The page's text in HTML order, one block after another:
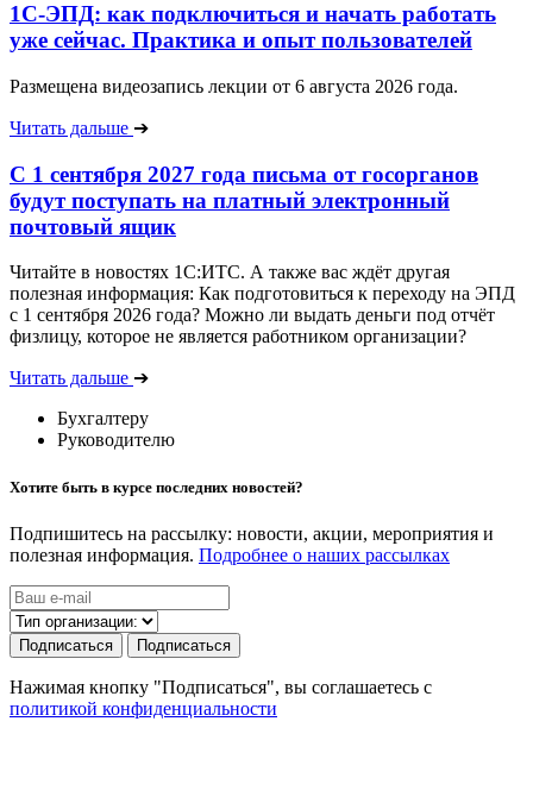
1С-ЭПД: как подключиться и начать работать
уже сейчас. Практика и опыт пользователей
Размещена видеозапись лекции от 6 августа 2026 года.
Читать дальше ➔
С 1 сентября 2027 года письма от госорганов
будут поступать на платный электронный
почтовый ящик
Читайте в новостях 1С:ИТС. А также вас ждёт другая
полезная информация: Как подготовиться к переходу на ЭПД
с 1 сентября 2026 года? Можно ли выдать деньги под отчёт
физлицу, которое не является работником организации?
Читать дальше ➔
Бухгалтеру
Руководителю
Хотите быть в курсе последних новостей?
Подпишитесь на рассылку: новости, акции, мероприятия и
полезная информация. Подробнее о наших рассылках
Подписаться Подписаться
Нажимая кнопку "Подписаться", вы соглашаетесь с
политикой конфиденциальности